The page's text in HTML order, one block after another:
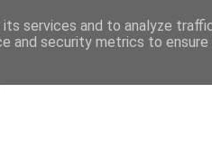
services and to analyze
and security metrics to